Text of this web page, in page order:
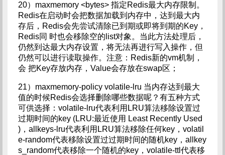
20）maxmemory <bytes> 指定Redis最大内存限制。
Redis在启动时会把数据加载到内存中，达到最大内
存后，Redis会先尝试清除已到期或即将到期的Key，
Redis同 时也会移除空的list对象。当此方法处理后，
仍然到达最大内存设置，将无法再进行写入操作，但
仍然可以进行读取操作。注意：Redis新的vm机制，
会 把Key存放内存，Value会存放在swap区；
21）maxmemory-policy volatile-lru 当内存达到最大
值的时候Redis会选择删除哪些数据呢？有五种方式
可供选择：volatile-lru代表利用LRU算法移除设置过
过期时间的key (LRU:最近使用 Least Recently Used
)，allkeys-lru代表利用LRU算法移除任何key，volatil
e-random代表移除设置过过期时间的随机key，allkey
s_random代表移除一个随机的key，volatile-ttl代表移